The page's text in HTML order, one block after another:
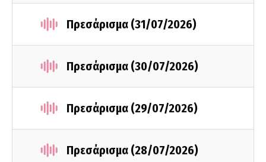
Πρεσάρισμα (31/07/2026)
Πρεσάρισμα (30/07/2026)
Πρεσάρισμα (29/07/2026)
Πρεσάρισμα (28/07/2026)